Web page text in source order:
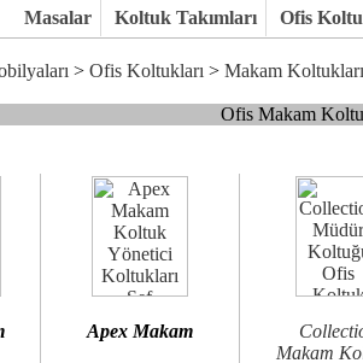
kaliteye önem veriyorsanız,makam koltuk
goldsit ve modern makam koltukları hayal
birlikte karar verelim.
Büro Mobilya
Masalar Koltuk Takımları Ofis
> Ofis Koltukları > Makam Koltukları
Ofis Makam
Apex Makam
Makam